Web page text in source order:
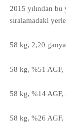
2015 yılından bu
sıralamadaki
58 kg, 2,20
58 kg, %51 AGF,
58 kg, %14 AGF,
58 kg, %26 AGF,